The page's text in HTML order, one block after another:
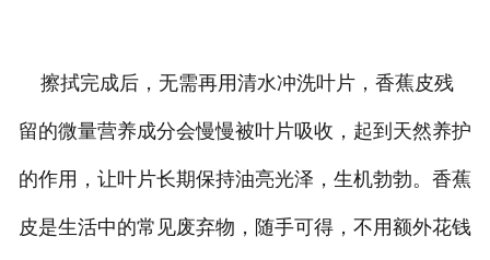
擦拭完成后，无需再用清水冲洗叶片，香蕉皮残
留的微量营养成分会慢慢被叶片吸收，起到天然养护
的作用，让叶片长期保持油亮光泽，生机勃勃。香蕉
皮是生活中的常见废弃物，随手可得，不用额外花钱